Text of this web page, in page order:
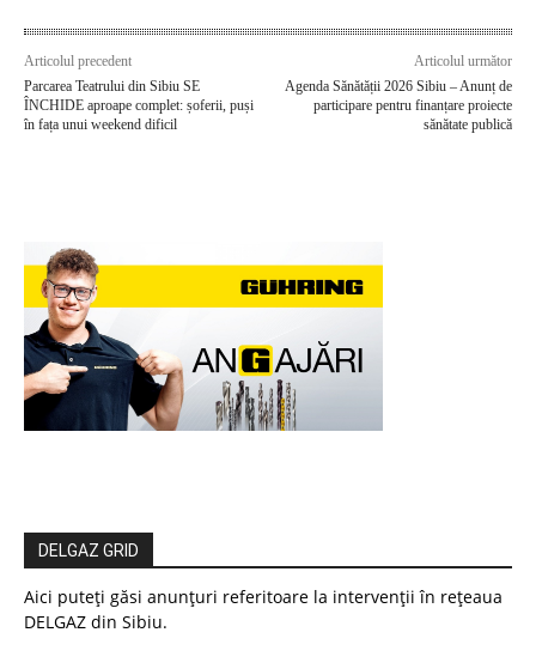
Articolul precedent
Parcarea Teatrului din Sibiu SE
ÎNCHIDE aproape complet: șoferii, puși
în fața unui weekend dificil
Articolul următor
Agenda Sănătății 2026 Sibiu – Anunț de
participare pentru finanțare proiecte
sănătate publică
DELGAZ GRID
Aici puteți găsi anunțuri referitoare la intervenții în rețeaua
DELGAZ din Sibiu.